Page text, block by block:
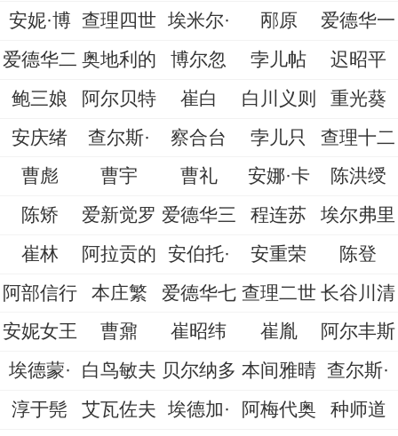
安妮·博 查理四世 埃米尔· 邴原
爱德华一
爱德华二 奥地利的 博尔忽 孛儿帖
迟昭平
鲍三娘
阿尔贝特 崔白 白川义则
重光葵
安庆绪
查尔斯· 察合台 孛儿只
查理十二
曹彪
曹宇 曹礼 安娜·卡
陈洪绶
陈矫
爱新觉罗 爱德华三 程连苏
埃尔弗里
崔林
阿拉贡的 安伯托· 安重荣
陈登
阿部信行
本庄繁 爱德华七 查理二世 长谷川清
安妮女王
曹鼐 崔昭纬 崔胤
阿尔丰斯
埃德蒙·
白鸟敏夫 贝尔纳多 本间雅晴 查尔斯·
淳于髡
艾瓦佐夫 埃德加· 阿梅代奥
种师道